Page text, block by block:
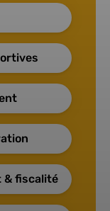
& fiscalité